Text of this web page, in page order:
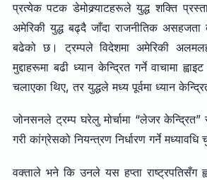
प्रत्येक पटक डेमोक्र्याटहरूले युद्ध शक्ति
अमेरिकी युद्ध बढ्दै जाँदा राजनीतिक
बढेको छ। ट्रम्पले विदेशमा अमेरिकी
मुद्दाहरूमा बढी ध्यान केन्द्रित गर्ने वाचामा
चलाएका थिए, तर युद्धले मध्य पूर्वमा ध्यान
जोनसनले ट्रम्प घरेलु मोर्चामा “लेजर केन्द्रित”
गरी कांग्रेसको नियन्त्रण निर्धारण गर्ने मध्यावधि
वक्ताले भने कि उनले यस हप्ता राष्ट्रपतिसँग